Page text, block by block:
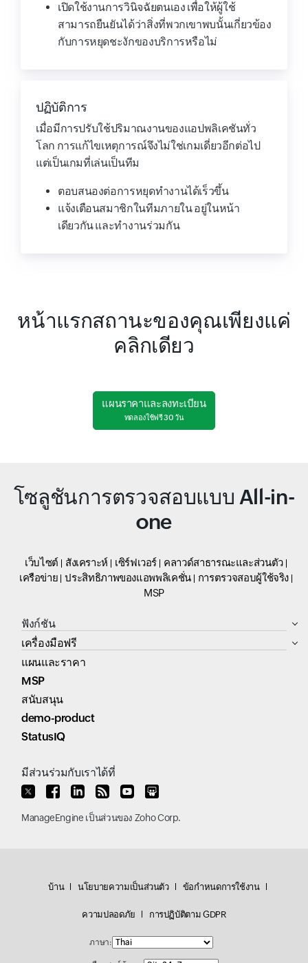
เปิดใช้งานการวินิจฉัยตนเอง เพื่อให้ผู้ใช้
สามารถยืนยันได้ว่าสิ่งที่พวกเขาพบนั้นเกี่ยวข้อง
กับการหยุดชะงักของบริการหรือไม่
ปฏิบัติการ
เมื่อมีการปรับใช้ปริมาณงานของแอปพลิเคชันทั่ว
โลก การแก้ไขเหตุการณ์จึงไม่ใช่เกมเดี่ยวอีกต่อไป
แต่เป็นเกมที่เล่นเป็นทีม
ตอบสนองต่อการหยุดทำงานได้เร็วขึ้น
แจ้งเตือนสมาชิกในทีมภายใน อยู่ในหน้า
เดียวกัน และทำงานร่วมกัน
หน้าแรกสถานะของคุณเพียงแค่
คลิกเดียว
แผนราคาและลงทะเบียน
ทดลองใช้ฟรี 30 วัน
โซลูชันการตรวจสอบแบบ All-in-
one
เว็บไซต์ สังเคราะห์ เซิร์ฟเวอร์
คลาวด์สาธารณะและส่วนตัว
เครือข่าย
ประสิทธิภาพของแอพพลิเคชั่น
การตรวจสอบผู้ใช้จริง
MSP
ฟังก์ชัน
เครื่องมือฟรี
แผนและราคา
MSP
สนับสนุน
demo-product
StatusIQ
มีส่วนร่วมกับเราได้ที่
ManageEngine เป็นส่วนของ Zoho Corp.
บ้าน นโยบายความเป็นส่วนตัว ข้อกำหนดการใช้งาน
ความปลอดภัย การปฏิบัติตาม GDPR
ภาษา: